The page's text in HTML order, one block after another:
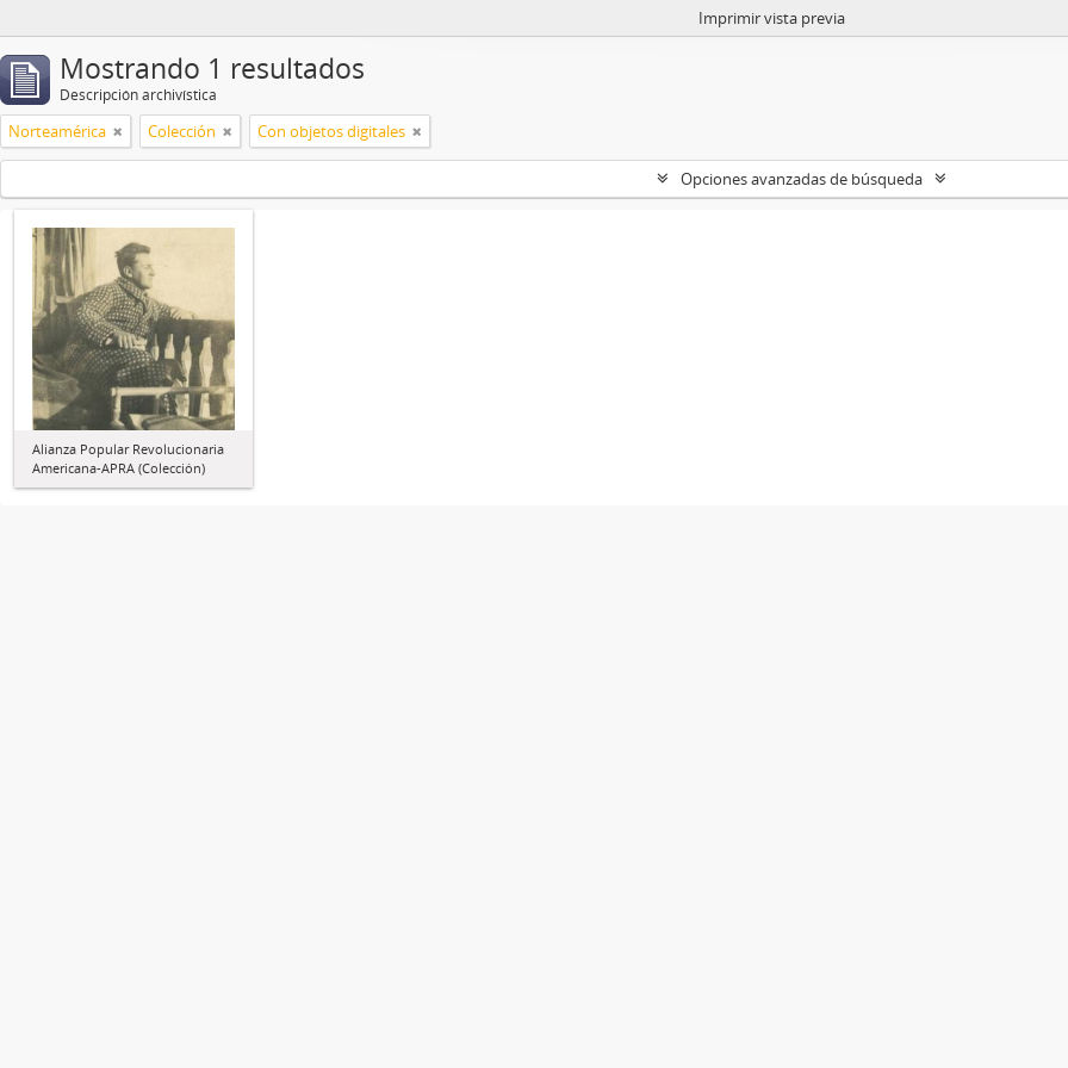
Imprimir vista previa
Mostrando 1 resultados
Descripción archivística
Norteamérica Colección Con objetos digitales
Opciones avanzadas de búsqueda
Alianza Popular Revolucionaria
Americana-APRA (Colección)